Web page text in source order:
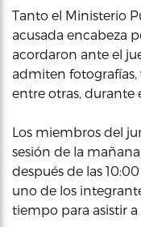
Tanto el Ministerio
acusada encabeza
acordaron ante el
admiten fotografías,
entre otras, durante
Los miembros del
sesión de la
después de las
uno de los
tiempo para asistir